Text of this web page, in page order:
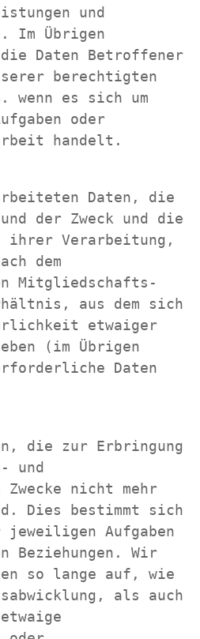
und
Im Übrigen
Daten Betroffener
berechtigten
wenn es sich um
oder
handelt.
Daten, die
der Zweck und die
Verarbeitung,
dem
Mitgliedschafts-
aus dem sich
etwaiger
(im Übrigen
Daten
die zur Erbringung
und
Zwecke nicht mehr
Dies bestimmt sich
jeweiligen Aufgaben
Beziehungen. Wir
so lange auf, wie
als auch